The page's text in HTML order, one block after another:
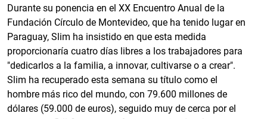
Durante su ponencia en el XX Encuentro Anual de la
Fundación Círculo de Montevideo, que ha tenido lugar en
Paraguay, Slim ha insistido en que esta medida
proporcionaría cuatro días libres a los trabajadores para
"dedicarlos a la familia, a innovar, cultivarse o a crear".
Slim ha recuperado esta semana su título como el
hombre más rico del mundo, con 79.600 millones de
dólares (59.000 de euros), seguido muy de cerca por el